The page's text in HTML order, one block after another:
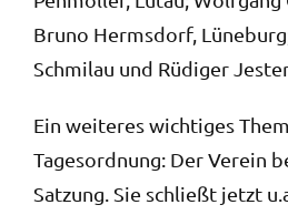
Bruno Hermsdorf,
Schmilau und Rüdiger
Ein weiteres wichtiges
Tagesordnung: Der Verein
Satzung. Sie schließt jetzt